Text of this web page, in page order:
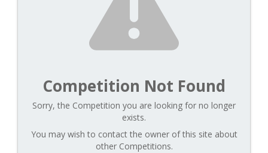
Competition Not Found
Sorry, the Competition you are looking for no longer
exists.
You may wish to contact the owner of this site about
other Competitions.